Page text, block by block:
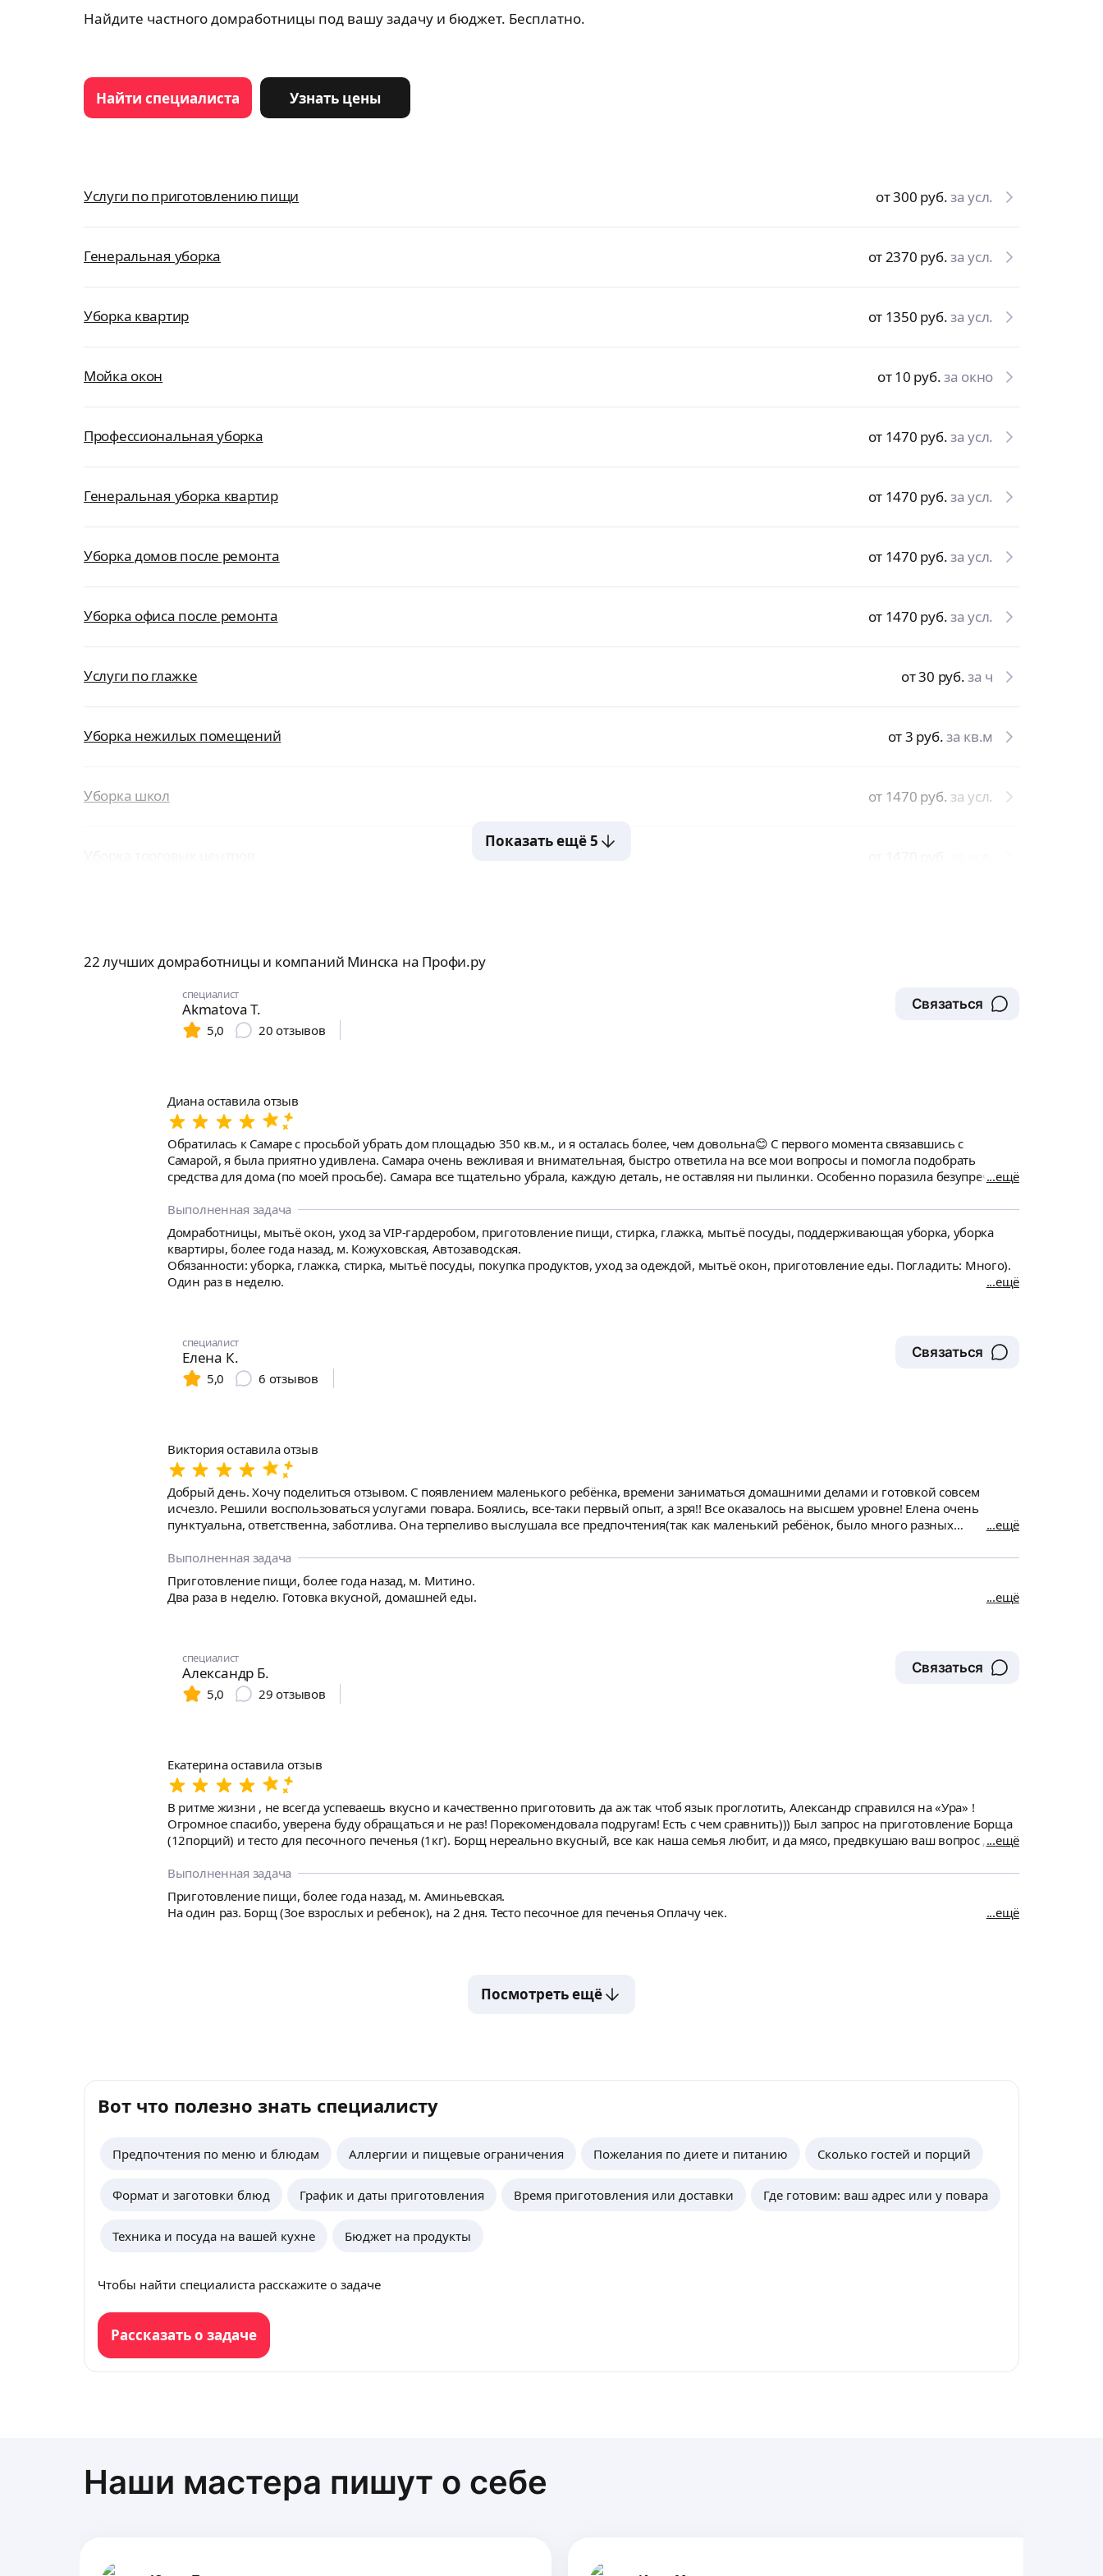
Найдите частного домработницы под вашу задачу и бюджет. Бесплатно.
Найти специалиста Узнать цены
Услуги по приготовлению пищи от 300 руб.за усл.
Генеральная уборка от 2370 руб.за усл.
Уборка квартир от 1350 руб.за усл.
Мойка окон от 10 руб.за окно
Профессиональная уборка от 1470 руб.за усл.
Генеральная уборка квартир от 1470 руб.за усл.
Уборка домов после ремонта от 1470 руб.за усл.
Уборка офиса после ремонта от 1470 руб.за усл.
Услуги по глажке от 30 руб.за ч
Уборка нежилых помещений от 3 руб.за кв.м
Уборка школ от 1470 руб. за усл.
Показать ещё 5
22 лучших домработницы и компаний Минска на Профи.ру
специалист
Akmatova Т.
Связаться
5,0
20 отзывов
Диана оставила отзыв
Обратилась к Самаре с просьбой убрать дом площадью 350 кв.м., и я осталась более, чем довольна😊 С первого момента связавшись с
Самарой, я была приятно удивлена. Самара очень вежливая и внимательная, быстро ответила на все мои вопросы и помогла подобрать
средства для дома (по моей просьбе). Самара все тщательно убрала, каждую деталь, не оставляя ни пылинки. Особенно поразила безупречная
Смело могу выделить организацию работы, пунктуальность, внимание к деталям, порядочность и позитив! Без сомнений, я буду обращаться к
Самаре вновь! Спасибо за Ваш труд🥰
ещё
Выполненная задача
Домработницы, мытьё окон, уход за VIP-гардеробом, приготовление пищи, стирка, глажка, мытьё посуды, поддерживающая уборка, уборка
квартиры, более года назад, м. Кожуховская, Автозаводская.
Обязанности: уборка, глажка, стирка, мытьё посуды, покупка продуктов, уход за одеждой, мытьё окон, приготовление еды. Погладить: Много).
Один раз в неделю.
ещё
специалист
Елена К.
Связаться
5,0
6 отзывов
Виктория оставила отзыв
Добрый день. Хочу поделиться отзывом. С появлением маленького ребёнка, времени заниматься домашними делами и готовкой совсем
исчезло. Решили воспользоваться услугами повара. Боялись, все-таки первый опыт, а зря!! Все оказалось на высшем уровне! Елена очень
пунктуальна, ответственна, заботлива. Она терпеливо выслушала все предпочтения(так как маленький ребёнок, было много разных
во-вторых, у нас дома чисто. Но Елена сразу предложила вариант готовки по видео связи, чтобы можно было посмотреть ее кухню и
полностью процесс готовки. Было обсуждено количество блюд, на какое кол-во дней, бюджет покупок. Елена сама все закупила, приготовила и
сама все привезла. Она просто великолепно и профессионально выполнила свою работу! При доставке, блюда были хорошо упакованы,
горячие и свежие. Все было безумно вкусно! Даже малышка оценила! С удовольствием буду рекомендовать ее своим друзьям. Надеюсь, мы с
ещё
Выполненная задача
Приготовление пищи, более года назад, м. Митино.
Два раза в неделю. Готовка вкусной, домашней еды.
ещё
специалист
Александр Б.
Связаться
5,0
29 отзывов
Екатерина оставила отзыв
В ритме жизни , не всегда успеваешь вкусно и качественно приготовить да аж так чтоб язык проглотить, Александр справился на «Ура» !
Огромное спасибо, уверена буду обращаться и не раз! Порекомендовала подругам! Есть с чем сравнить))) Был запрос на приготовление Борща
(12порций) и тесто для песочного печенья (1кг). Борщ нереально вкусный, все как наша семья любит, и да мясо, предвкушаю ваш вопрос , в
минут в духовке, вуаля все готово. Все счастливы. Спасибо за ужин после долгой поездки из Тулы, я сделала себе подарок, выбрала услуги
Александра и не прогадала. Все вкусно, вовремя, полный отчет по чекам! И главное я после дороги не стояла у плиты! Цените себя и свое
время!
ещё
Выполненная задача
Приготовление пищи, более года назад, м. Аминьевская.
На один раз. Борщ (3ое взрослых и ребенок), на 2 дня. Тесто песочное для печенья Оплачу чек.
ещё
Посмотреть ещё
Вот что полезно знать специалисту
Предпочтения по меню и блюдам Аллергии и пищевые ограничения Пожелания по диете и питанию Сколько гостей и порций
Формат и заготовки блюд График и даты приготовления Время приготовления или доставки Где готовим: ваш адрес или у повара
Техника и посуда на вашей кухне Бюджет на продукты
Чтобы найти специалиста расскажите о задаче
Рассказать о задаче
Наши мастера пишут о себе